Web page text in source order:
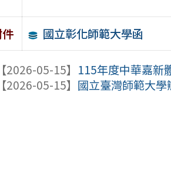
國立彰化師範大學函
【2026-05-15】 115年度中華嘉新
【2026-05-15】 國立臺灣師範大